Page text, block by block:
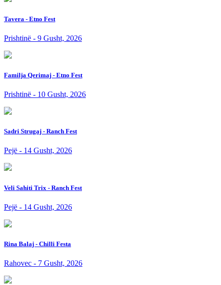
Tavera - Etno Fest
Prishtinë - 9 Gusht, 2026
Familja Qerimaj - Etno Fest
Prishtinë - 10 Gusht, 2026
Sadri Strugaj - Ranch Fest
Pejë - 14 Gusht, 2026
Veli Sahiti Trix - Ranch Fest
Pejë - 14 Gusht, 2026
Rina Balaj - Chilli Festa
Rahovec - 7 Gusht, 2026